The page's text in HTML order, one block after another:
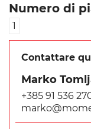
Numero di
1
Contattare
Marko
+385 91 536